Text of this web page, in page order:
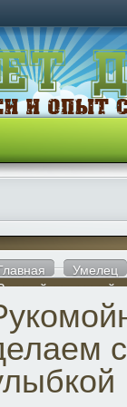
Умелец
дачный